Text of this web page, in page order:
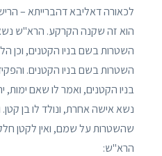
לכאורה דאליבא דהברייתא –
הוא זה שקנה הקרקע. הרא"ש
השטרות בשם בניו הקטנים, וכן
השטרות בשם בניו הקטנים.
בניו הקטנים, ואמר לו שאם ימות,
נשא אישה אחרת, ונולד לו בן
שהשטרות על שמם, ואין לקטן
הרא"ש: